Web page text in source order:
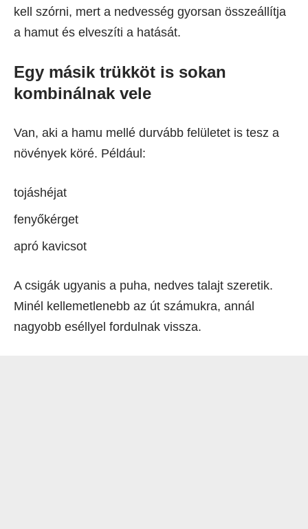
kell szórni, mert a nedvesség gyorsan összeállítja
a hamut és elveszíti a hatását.
Egy másik trükköt is sokan
kombinálnak vele
Van, aki a hamu mellé durvább felületet is tesz a
növények köré. Például:
tojáshéjat
fenyőkérget
apró kavicsot
A csigák ugyanis a puha, nedves talajt szeretik.
Minél kellemetlenebb az út számukra, annál
nagyobb eséllyel fordulnak vissza.